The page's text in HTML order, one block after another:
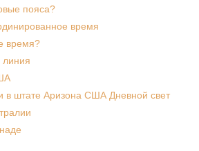
пояса?
время
время?
в штате Аризона США Дневной свет